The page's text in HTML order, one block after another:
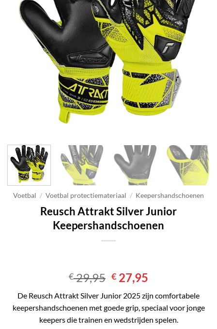
Voetbal / Voetbal protectiemateriaal / Keepershandschoenen
Reusch Attrakt Silver Junior
Keepershandschoenen
€29,95 Oorspronkelijke
prijs
was:
€ 29,95.
€ 27,95
is:
€ 27,95.
De Reusch Attrakt Silver Junior 2025 zijn comfortabele
keepershandschoenen met goede grip, speciaal voor jonge
keepers die trainen en wedstrijden spelen.